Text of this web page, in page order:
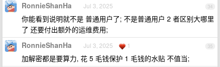
34
RonnieShanHa Jul 3, 2025
你能看到说明就不是 普通用户了; 不是普通用户 2 者区别大哪里
了 还要付出额外的运维费用;
35
RonnieShanHa Jul 3, 2025 1
加解密都是要算力, 花 5 毛钱保护 1 毛钱的水贴 不值当;